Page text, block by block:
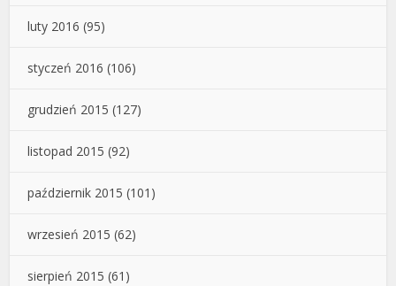
luty 2016 (95)
styczeń 2016 (106)
grudzień 2015 (127)
listopad 2015 (92)
październik 2015 (101)
wrzesień 2015 (62)
sierpień 2015 (61)